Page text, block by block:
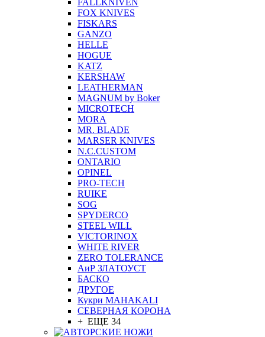
FALLKNIVEN
FOX KNIVES
FISKARS
GANZO
HELLE
HOGUE
KATZ
KERSHAW
LEATHERMAN
MAGNUM by Boker
MICROTECH
MORA
MR. BLADE
MARSER KNIVES
N.C.CUSTOM
ONTARIO
OPINEL
PRO-TECH
RUIKE
SOG
SPYDERCO
STEEL WILL
VICTORINOX
WHITE RIVER
ZERO TOLERANCE
АиР ЗЛАТОУСТ
БАСКО
ДРУГОЕ
Кукри MAHAKALI
СЕВЕРНАЯ КОРОНА
+ ЕЩЕ 34